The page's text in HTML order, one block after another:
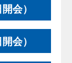
会）
会）